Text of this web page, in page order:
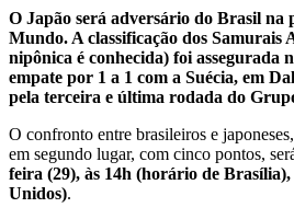
O Japão será adversário do Brasil na
Mundo. A classificação dos Samurais
nipônica é conhecida) foi assegurada
empate por 1 a 1 com a Suécia, em
pela terceira e última rodada do
O confronto entre brasileiros e
em segundo lugar, com cinco pontos,
feira (29), às 14h (horário de
Unidos).